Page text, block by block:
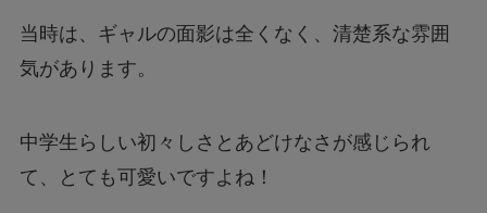
当時は、ギャルの面影は全くなく、清楚系な雰囲
気があります。
中学生らしい初々しさとあどけなさが感じられ
て、とても可愛いですよね！